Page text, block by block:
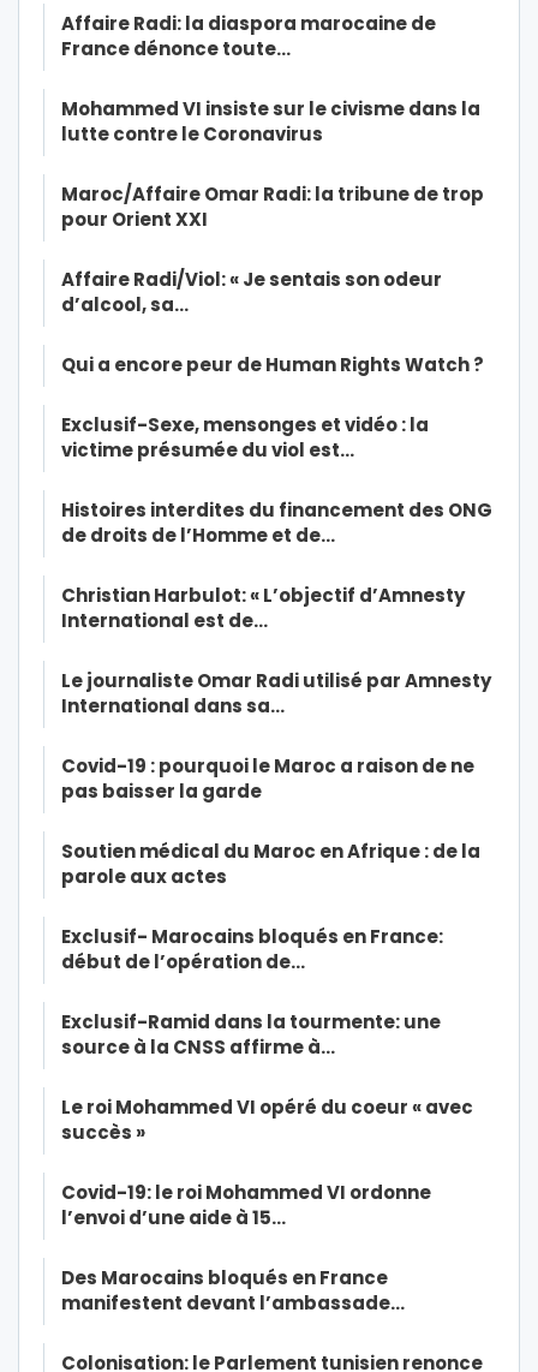
Affaire Radi: la diaspora marocaine de
France dénonce toute…
Mohammed VI insiste sur le civisme dans la
lutte contre le Coronavirus
Maroc/Affaire Omar Radi: la tribune de trop
pour Orient XXI
Affaire Radi/Viol: « Je sentais son odeur
d’alcool, sa…
Qui a encore peur de Human Rights Watch ?
Exclusif-Sexe, mensonges et vidéo : la
victime présumée du viol est…
Histoires interdites du financement des ONG
de droits de l’Homme et de…
Christian Harbulot: « L’objectif d’Amnesty
International est de…
Le journaliste Omar Radi utilisé par Amnesty
International dans sa…
Covid-19 : pourquoi le Maroc a raison de ne
pas baisser la garde
Soutien médical du Maroc en Afrique : de la
parole aux actes
Exclusif- Marocains bloqués en France:
début de l’opération de…
Exclusif-Ramid dans la tourmente: une
source à la CNSS affirme à…
Le roi Mohammed VI opéré du coeur « avec
succès »
Covid-19: le roi Mohammed VI ordonne
l’envoi d’une aide à 15…
Des Marocains bloqués en France
manifestent devant l’ambassade…
Colonisation: le Parlement tunisien renonce